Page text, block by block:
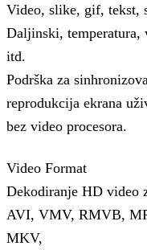
Video, slike, gif, tekst,
Daljinski, temperatura,
itd.
Podrška za
reprodukcija ekrana
bez video procesora.
Video Format
Dekodiranje HD video
AVI, VMV, RMVB,
MKV,